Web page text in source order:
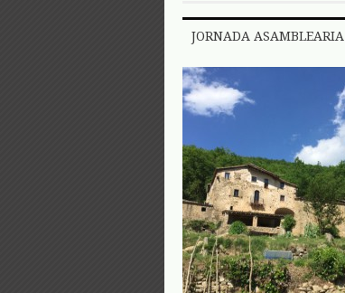
JORNADA ASAMBLEARIA